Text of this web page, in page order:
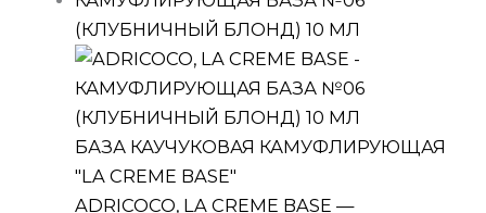
БАЗА КАУЧУКОВАЯ КАМУФЛИРУЮЩАЯ
"LA CREME BASE"
ADRICOCO, LA CREME BASE —